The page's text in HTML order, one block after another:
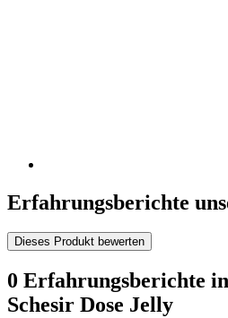
Erfahrungsberichte
Dieses Produkt bewerten
0 Erfahrungsberichte
Schesir Dose Jelly